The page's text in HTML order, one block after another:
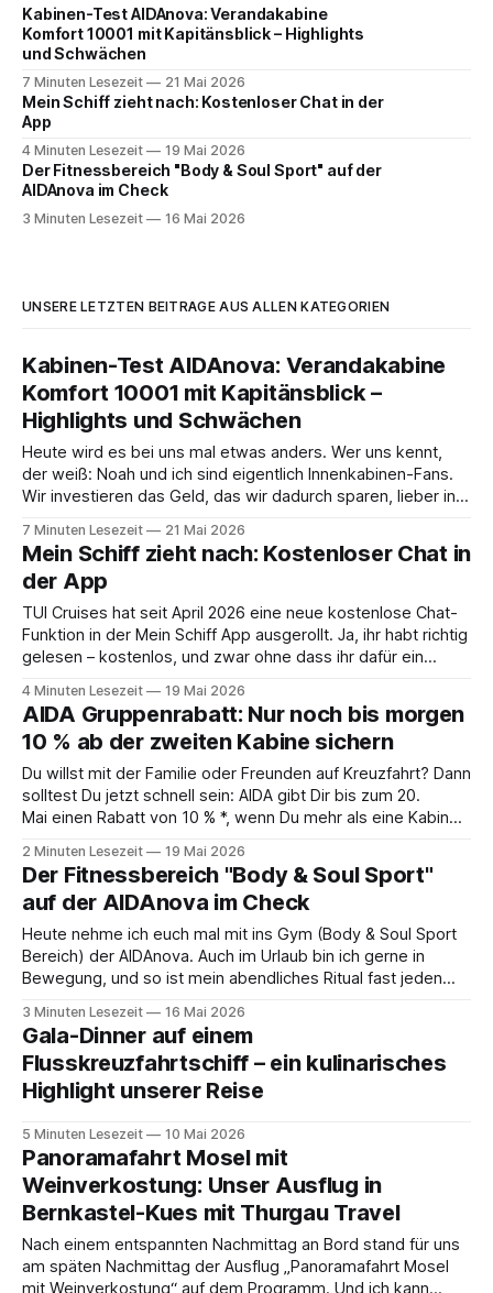
Kabinen-Test AIDAnova: Verandakabine
Komfort 10001 mit Kapitänsblick – Highlights
und Schwächen
7 Minuten Lesezeit 21 Mai 2026
Mein Schiff zieht nach: Kostenloser Chat in der
App
4 Minuten Lesezeit 19 Mai 2026
Der Fitnessbereich "Body & Soul Sport" auf der
AIDAnova im Check
3 Minuten Lesezeit 16 Mai 2026
UNSERE LETZTEN BEITRÄGE AUS ALLEN KATEGORIEN
Kabinen-Test AIDAnova: Verandakabine
Komfort 10001 mit Kapitänsblick –
Highlights und Schwächen
Heute wird es bei uns mal etwas anders. Wer uns kennt,
der weiß: Noah und ich sind eigentlich Innenkabinen-Fans.
Wir investieren das Geld, das wir dadurch sparen, lieber in
Cocktail an der Bar. Auch auf einer unserer letzten Reisen
7 Minuten Lesezeit 21 Mai 2026
Mein Schiff zieht nach: Kostenloser Chat in
der App
TUI Cruises hat seit April 2026 eine neue kostenlose Chat-
Funktion in der Mein Schiff App ausgerollt. Ja, ihr habt richtig
gelesen – kostenlos, und zwar ohne dass ihr dafür ein
bisschen kritisch, wenn neue App-Features angekündigt
werden. Gerade beim Thema
4 Minuten Lesezeit 19 Mai 2026
AIDA Gruppenrabatt: Nur noch bis morgen
10 % ab der zweiten Kabine sichern
Du willst mit der Familie oder Freunden auf Kreuzfahrt? Dann
solltest Du jetzt schnell sein: AIDA gibt Dir bis zum 20.
Mai einen Rabatt von 10 % *, wenn Du mehr als eine Kabine
2 Minuten Lesezeit 19 Mai 2026
Der Fitnessbereich "Body & Soul Sport"
auf der AIDAnova im Check
Heute nehme ich euch mal mit ins Gym (Body & Soul Sport
Bereich) der AIDAnova. Auch im Urlaub bin ich gerne in
Bewegung, und so ist mein abendliches Ritual fast jeden
bisschen aufs Laufband und einfach mal entspannen. 🏃‍♂️
Eines vorweg: Der Fitnessbereich auf
3 Minuten Lesezeit 16 Mai 2026
Gala-Dinner auf einem
Flusskreuzfahrtschiff – ein kulinarisches
Highlight unserer Reise
5 Minuten Lesezeit 10 Mai 2026
Panoramafahrt Mosel mit
Weinverkostung: Unser Ausflug in
Bernkastel-Kues mit Thurgau Travel
Nach einem entspannten Nachmittag an Bord stand für uns
am späten Nachmittag der Ausflug „Panoramafahrt Mosel
mit Weinverkostung“ auf dem Programm. Und ich kann